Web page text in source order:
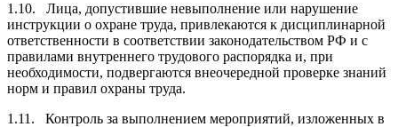
1.10. Лица, допустившие невыполнение или нарушение
инструкции о охране труда, привлекаются к дисциплинарной
ответственности в соответствии законодательством РФ и с
правилами внутреннего трудового распорядка и, при
необходимости, подвергаются внеочередной проверке знаний
норм и правил охраны труда.
1.11. Контроль за выполнением мероприятий, изложенных в